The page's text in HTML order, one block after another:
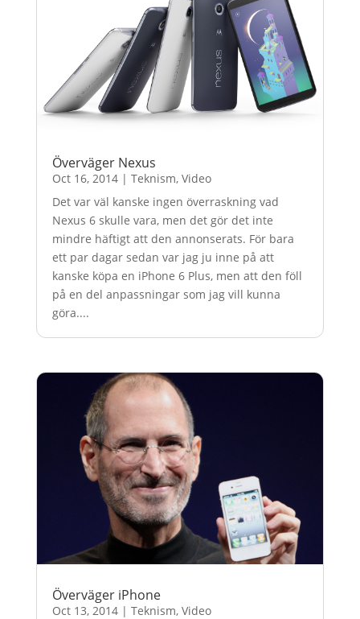
Överväger Nexus
Oct 16, 2014| Teknism, Video
Det var väl kanske ingen överraskning vad
Nexus 6 skulle vara, men det gör det inte
mindre häftigt att den annonserats. För bara
ett par dagar sedan var jag ju inne på att
kanske köpa en iPhone 6 Plus, men att den föll
på en del anpassningar som jag vill kunna
göra....
Överväger iPhone
Oct 13, 2014| Teknism, Video